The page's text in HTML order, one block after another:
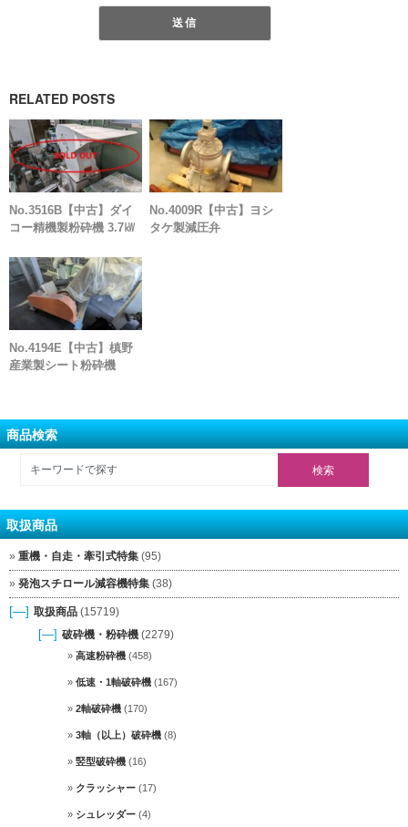
RELATED POSTS
No.3516B【中古】ダイ
コー精機製粉砕機 3.7㎾
No.4009R【中古】ヨシ
タケ製減圧弁
No.4194E【中古】槙野
産業製シート粉砕機
商品検索
取扱商品
重機・自走・牽引式特集 (95)
発泡スチロール減容機特集 (38)
[—] 取扱商品 (15719)
[—] 破砕機・粉砕機 (2279)
高速粉砕機 (458)
低速・1軸破砕機 (167)
2軸破砕機 (170)
3軸（以上）破砕機 (8)
竪型破砕機 (16)
クラッシャー (17)
シュレッダー (4)